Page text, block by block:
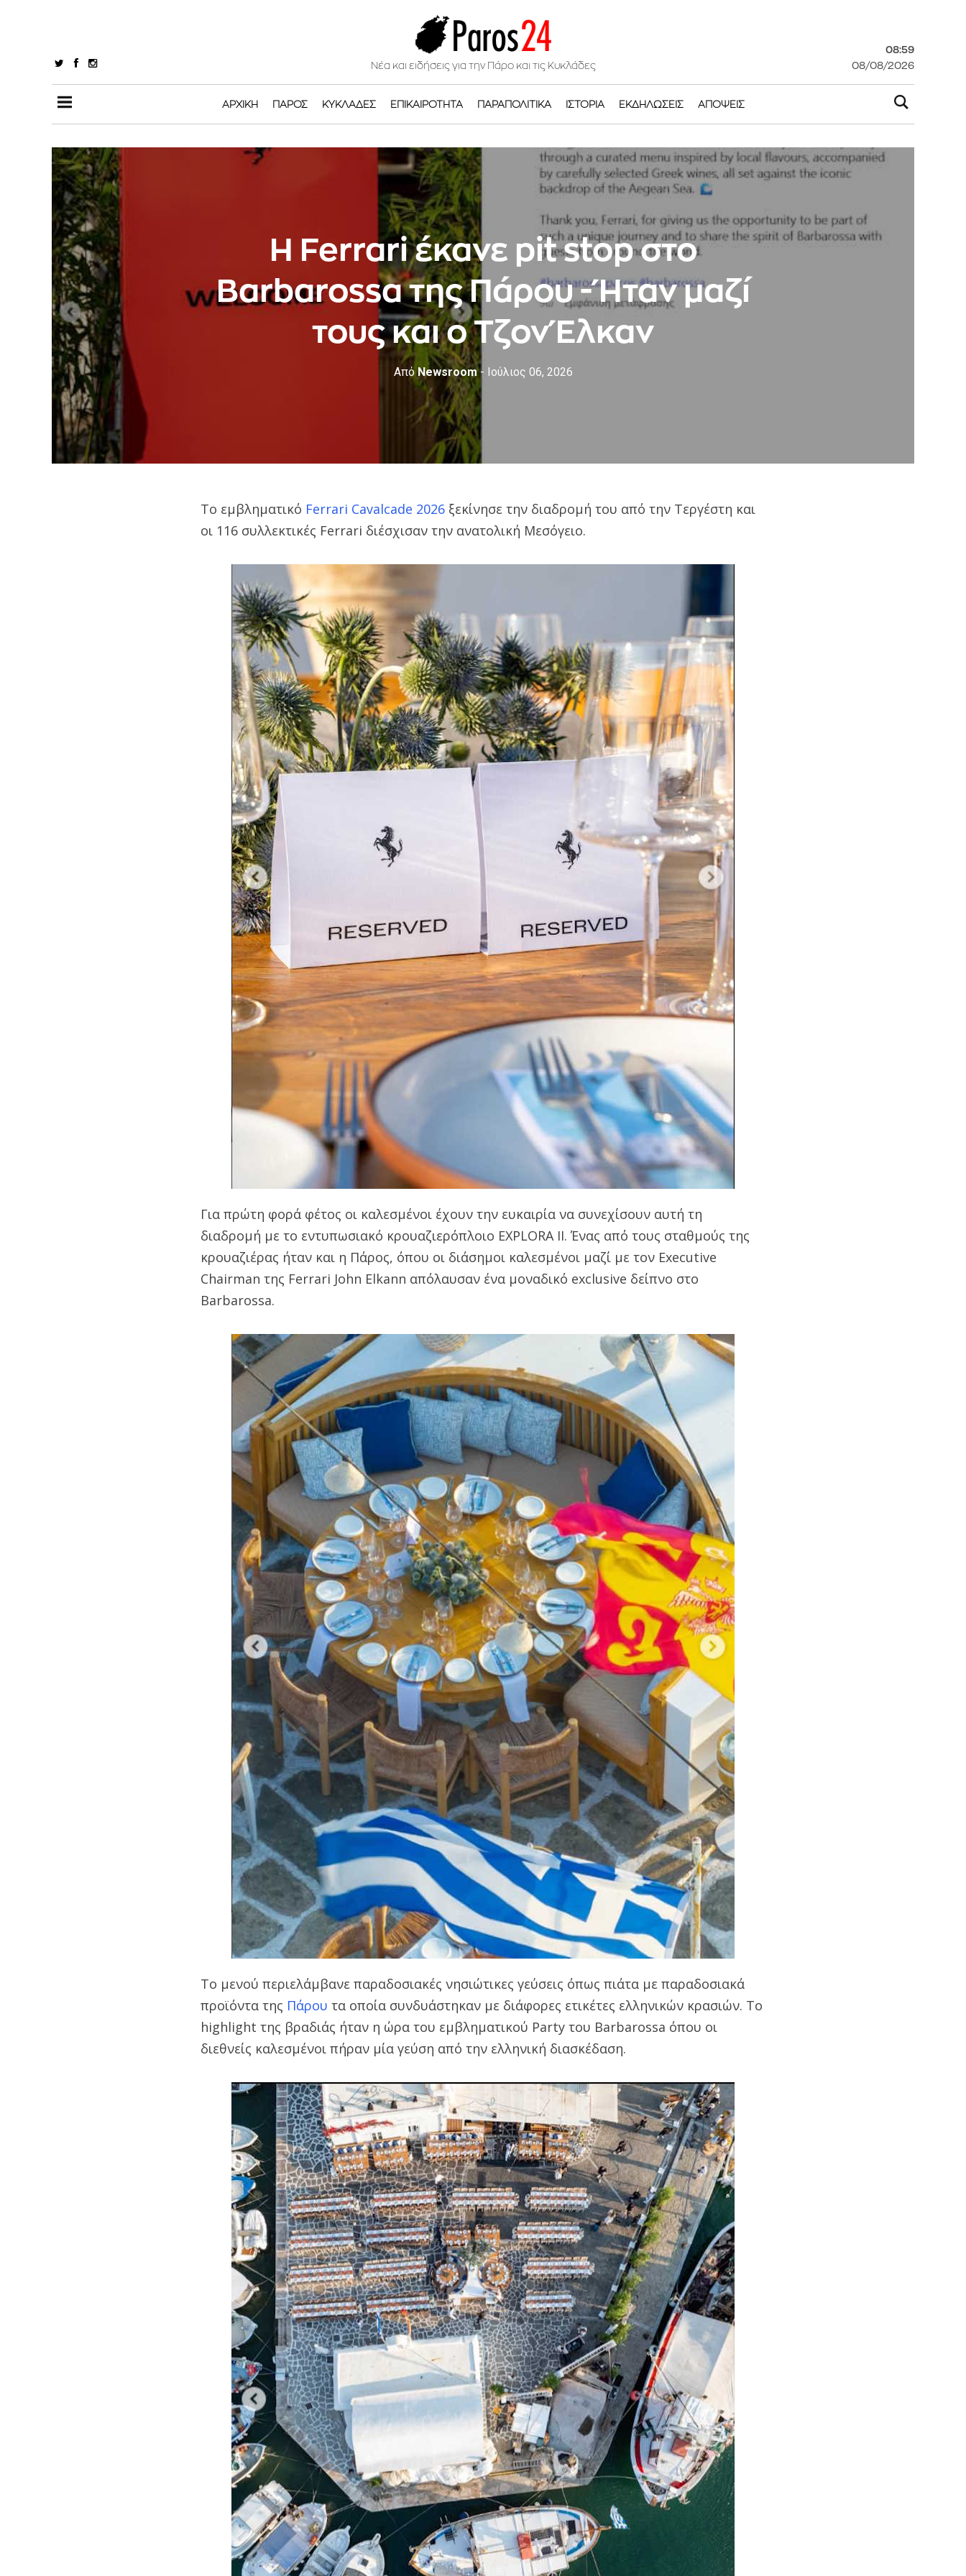
Νέα και ειδήσεις για την Πάρο και τις Κυκλάδες
08:59
08/08/2026
ΑΡΧΙΚΉ ΠΆΡΟΣ ΚΥΚΛΆΔΕΣ ΕΠΙΚΑΙΡΌΤΗΤΑ ΠΑΡΑΠΟΛΙΤΙΚΆ ΙΣΤΟΡΊΑ ΕΚΔΗΛΏΣΕΙΣ ΑΠΌΨΕΙΣ
Η Ferrari έκανε pit stop στο
Barbarossa της Πάρου - Ήταν μαζί
τους και ο Τζον Έλκαν
ΑπόNewsroom - Ιούλιος 06, 2026
Το εμβληματικό Ferrari Cavalcade 2026 ξεκίνησε την διαδρομή του από την Τεργέστη και
οι 116 συλλεκτικές Ferrari διέσχισαν την ανατολική Μεσόγειο.
Για πρώτη φορά φέτος οι καλεσμένοι έχουν την ευκαιρία να συνεχίσουν αυτή τη
διαδρομή με το εντυπωσιακό κρουαζιερόπλοιο EXPLORA II. Ένας από τους σταθμούς της
κρουαζιέρας ήταν και η Πάρος, όπου οι διάσημοι καλεσμένοι μαζί με τον Executive
Chairman της Ferrari John Elkann απόλαυσαν ένα μοναδικό exclusive δείπνο στο
Barbarossa.
Το μενού περιελάμβανε παραδοσιακές νησιώτικες γεύσεις όπως πιάτα με παραδοσιακά
προϊόντα της Πάρου τα οποία συνδυάστηκαν με διάφορες ετικέτες ελληνικών κρασιών. Το
highlight της βραδιάς ήταν η ώρα του εμβληματικού Party του Barbarossa όπου οι
διεθνείς καλεσμένοι πήραν μία γεύση από την ελληνική διασκέδαση.